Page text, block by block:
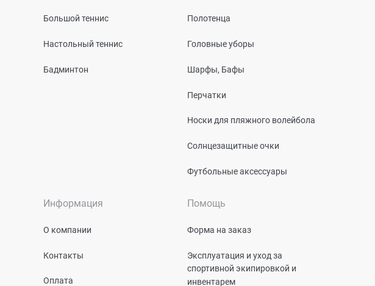
Большой теннис
Настольный теннис
Бадминтон
Полотенца
Головные уборы
Шарфы, Бафы
Перчатки
Носки для пляжного волейбола
Солнцезащитные очки
Футбольные аксессуары
Информация
О компании
Контакты
Оплата
Помощь
Форма на заказ
Эксплуатация и уход за
спортивной экипировкой и
инвентарем